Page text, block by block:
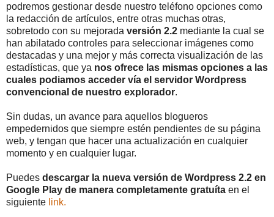
podremos gestionar desde nuestro teléfono opciones como
la redacción de artículos, entre otras muchas otras,
sobretodo con su mejorada versión 2.2 mediante la cual se
han abilatado controles para seleccionar imágenes como
destacadas y una mejor y más correcta visualización de las
estadísticas, que ya nos ofrece las mismas opciones a las
cuales podiamos acceder vía el servidor Wordpress
convencional de nuestro explorador.
Sin dudas, un avance para aquellos blogueros
empedernidos que siempre estén pendientes de su página
web, y tengan que hacer una actualización en cualquier
momento y en cualquier lugar.
Puedes descargar la nueva versión de Wordpress 2.2 en
Google Play de manera completamente gratuíta en el
siguiente link.